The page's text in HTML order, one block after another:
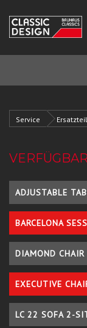
Service
ADJUSTABLE
BARCELONA
DIAMOND CHAIR
EXECUTIVE
LC 22 SOFA 2-